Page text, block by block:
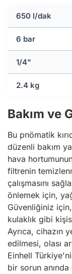
650 l/dak
6 bar
1/4"
2.4 kg
Bakım ve
Bu pnömatik
düzenli bakım
hava
filtrenin
çalışmasını
önlemek için,
Güvenliğiniz
kulaklık gibi
Ayrıca, cihazın
edilmesi, olası
Einhell
bir sorun